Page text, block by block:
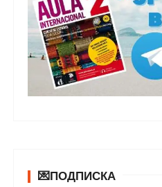
💌ПОДПИСКА